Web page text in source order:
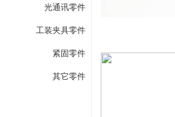
光通讯零件
工装夹具零件
紧固零件
其它零件